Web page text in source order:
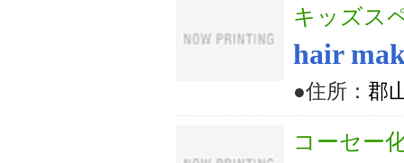
キッズス
hair
●住所： 郡
コーセー